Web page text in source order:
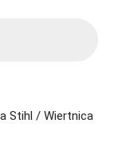
Stihl / Wiertnica